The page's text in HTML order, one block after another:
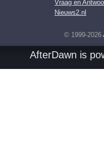
Vraag en
Nieuws2.nl
© 1999-2026
AfterDawn is